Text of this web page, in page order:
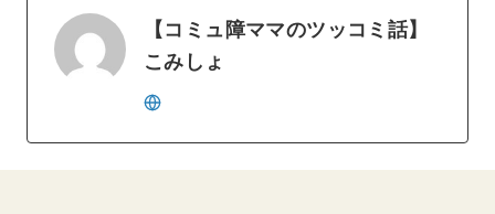
【コミュ障ママのツッコミ話】
こみしょ